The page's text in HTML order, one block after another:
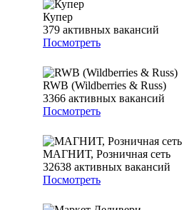
Купер
379 активных вакансий
Посмотреть
RWB (Wildberries & Russ)
3366 активных вакансий
Посмотреть
МАГНИТ, Розничная сеть
32638 активных вакансий
Посмотреть